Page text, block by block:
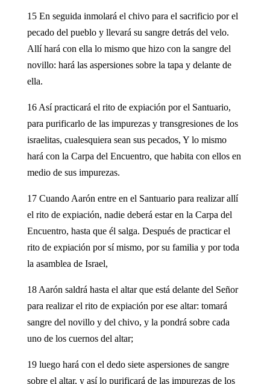
15 En seguida inmolará el chivo para el sacrificio por el
pecado del pueblo y llevará su sangre detrás del velo.
Allí hará con ella lo mismo que hizo con la sangre del
novillo: hará las aspersiones sobre la tapa y delante de
ella.
16 Así practicará el rito de expiación por el Santuario,
para purificarlo de las impurezas y transgresiones de los
israelitas, cualesquiera sean sus pecados, Y lo mismo
hará con la Carpa del Encuentro, que habita con ellos en
medio de sus impurezas.
17 Cuando Aarón entre en el Santuario para realizar allí
el rito de expiación, nadie deberá estar en la Carpa del
Encuentro, hasta que él salga. Después de practicar el
rito de expiación por sí mismo, por su familia y por toda
la asamblea de Israel,
18 Aarón saldrá hasta el altar que está delante del Señor
para realizar el rito de expiación por ese altar: tomará
sangre del novillo y del chivo, y la pondrá sobre cada
uno de los cuernos del altar;
19 luego hará con el dedo siete aspersiones de sangre
sobre el altar, y así lo purificará de las impurezas de los